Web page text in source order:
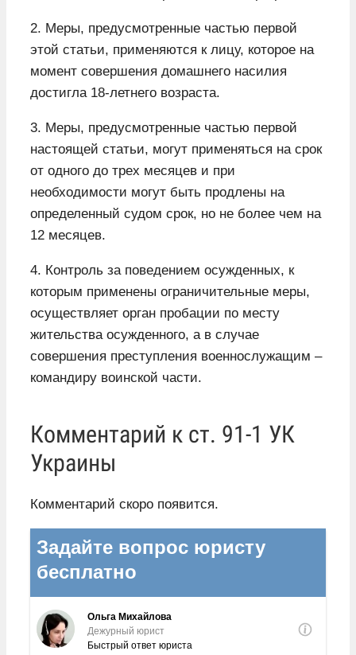
2. Меры, предусмотренные частью первой
этой статьи, применяются к лицу, которое на
момент совершения домашнего насилия
достигла 18-летнего возраста.
3. Меры, предусмотренные частью первой
настоящей статьи, могут применяться на срок
от одного до трех месяцев и при
необходимости могут быть продлены на
определенный судом срок, но не более чем на
12 месяцев.
4. Контроль за поведением осужденных, к
которым применены ограничительные меры,
осуществляет орган пробации по месту
жительства осужденного, а в случае
совершения преступления военнослужащим –
командиру воинской части.
Комментарий к ст. 91-1 УК
Украины
Комментарий скоро появится.